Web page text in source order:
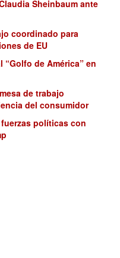
Sheinbaum ante
coordinado para
de EU
“Golfo de América” en
de trabajo
del consumidor
políticas con